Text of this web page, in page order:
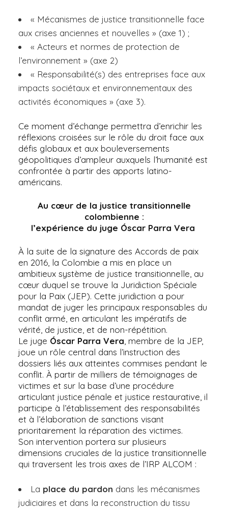
« Mécanismes de justice transitionnelle face
aux crises anciennes et nouvelles » (axe 1) ;
« Acteurs et normes de protection de
l’environnement » (axe 2)
« Responsabilité(s) des entreprises face aux
impacts sociétaux et environnementaux des
activités économiques » (axe 3).
Ce moment d’échange permettra d’enrichir les
réflexions croisées sur le rôle du droit face aux
défis globaux et aux bouleversements
géopolitiques d’ampleur auxquels l’humanité est
confrontée à partir des apports latino-
américains.
Au cœur de la justice transitionnelle
colombienne :
l’expérience du juge Óscar Parra Vera
À la suite de la signature des Accords de paix
en 2016, la Colombie a mis en place un
ambitieux système de justice transitionnelle, au
cœur duquel se trouve la Juridiction Spéciale
pour la Paix (JEP). Cette juridiction a pour
mandat de juger les principaux responsables du
conflit armé, en articulant les impératifs de
vérité, de justice, et de non-répétition.
Le juge Óscar Parra Vera , membre de la JEP,
joue un rôle central dans l’instruction des
dossiers liés aux atteintes commises pendant le
conflit. À partir de milliers de témoignages de
victimes et sur la base d’une procédure
articulant justice pénale et justice restaurative, il
participe à l’établissement des responsabilités
et à l’élaboration de sanctions visant
prioritairement la réparation des victimes.
Son intervention portera sur plusieurs
dimensions cruciales de la justice transitionnelle
qui traversent les trois axes de l’IRP ALCOM :
La place du pardon dans les mécanismes
judiciaires et dans la reconstruction du tissu